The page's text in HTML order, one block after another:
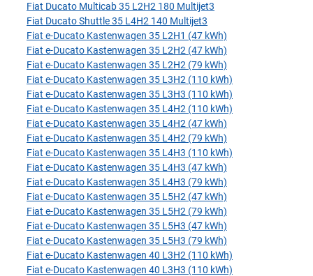
Fiat Ducato Multicab 35 L2H2 180 Multijet3
Fiat Ducato Shuttle 35 L4H2 140 Multijet3
Fiat e-Ducato Kastenwagen 35 L2H1 (47 kWh)
Fiat e-Ducato Kastenwagen 35 L2H2 (47 kWh)
Fiat e-Ducato Kastenwagen 35 L2H2 (79 kWh)
Fiat e-Ducato Kastenwagen 35 L3H2 (110 kWh)
Fiat e-Ducato Kastenwagen 35 L3H3 (110 kWh)
Fiat e-Ducato Kastenwagen 35 L4H2 (110 kWh)
Fiat e-Ducato Kastenwagen 35 L4H2 (47 kWh)
Fiat e-Ducato Kastenwagen 35 L4H2 (79 kWh)
Fiat e-Ducato Kastenwagen 35 L4H3 (110 kWh)
Fiat e-Ducato Kastenwagen 35 L4H3 (47 kWh)
Fiat e-Ducato Kastenwagen 35 L4H3 (79 kWh)
Fiat e-Ducato Kastenwagen 35 L5H2 (47 kWh)
Fiat e-Ducato Kastenwagen 35 L5H2 (79 kWh)
Fiat e-Ducato Kastenwagen 35 L5H3 (47 kWh)
Fiat e-Ducato Kastenwagen 35 L5H3 (79 kWh)
Fiat e-Ducato Kastenwagen 40 L3H2 (110 kWh)
Fiat e-Ducato Kastenwagen 40 L3H3 (110 kWh)